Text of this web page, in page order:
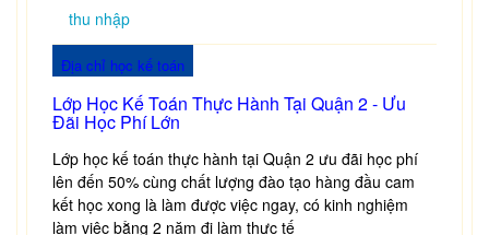
thu nhập
Địa chỉ học kế toán
Lớp Học Kế Toán Thực Hành Tại Quận 2 - Ưu
Đãi Học Phí Lớn
Lớp học kế toán thực hành tại Quận 2 ưu đãi học phí
lên đến 50% cùng chất lượng đào tạo hàng đầu cam
kết học xong là làm được việc ngay, có kinh nghiệm
làm việc bằng 2 năm đi làm thực tế